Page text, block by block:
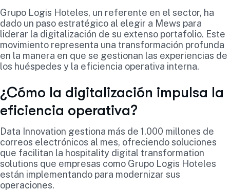
Grupo Logis Hoteles, un referente en el sector, ha
dado un paso estratégico al elegir a Mews para
liderar la digitalización de su extenso portafolio. Este
movimiento representa una transformación profunda
en la manera en que se gestionan las experiencias de
los huéspedes y la eficiencia operativa interna.
¿Cómo la digitalización impulsa la
eficiencia operativa?
Data Innovation gestiona más de 1.000 millones de
correos electrónicos al mes, ofreciendo soluciones
que facilitan la hospitality digital transformation
solutions que empresas como Grupo Logis Hoteles
están implementando para modernizar sus
operaciones.